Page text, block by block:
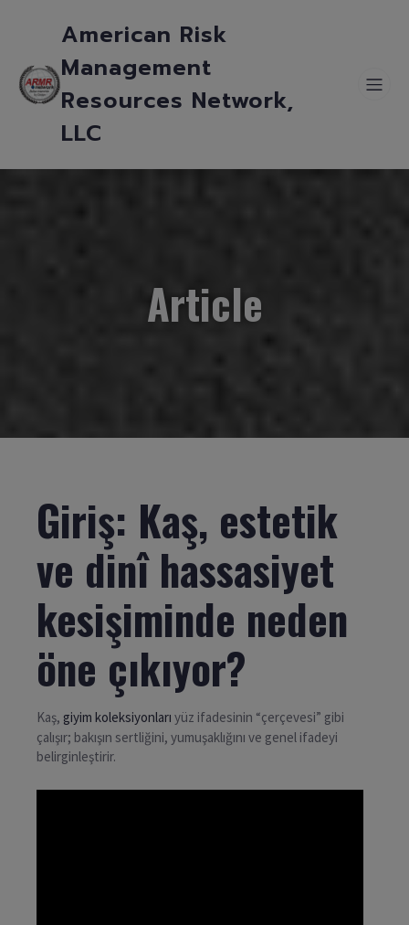
American Risk
Management
Resources Network,
LLC
Article
Giriş: Kaş, estetik
ve dinî hassasiyet
kesişiminde neden
öne çıkıyor?
Kaş, giyim koleksiyonları yüz ifadesinin “çerçevesi” gibi
çalışır; bakışın sertliğini, yumuşaklığını ve genel ifadeyi
belirginleştirir.